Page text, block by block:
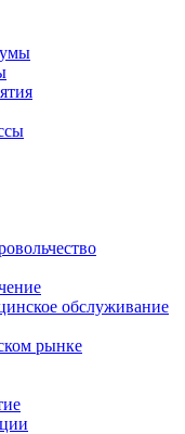
обслуживание
рынке